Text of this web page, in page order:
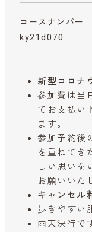
コースナンバー
ky21d070
新型コロナ
参加費は当
てお支払い
ます。
参加予約後
を重ねてき
しい思いを
お願いいた
キャンセル
歩きやすい
雨天決行で